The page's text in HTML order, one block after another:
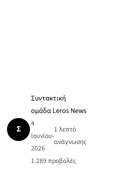
Σ
Συντακτική
ομάδα Leros News
4
Ιουνίου
2026
•
1 λεπτό
ανάγνωσης
1.289 προβολές